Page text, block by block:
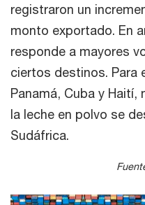
registraron un
monto exportado. En
responde a mayores
ciertos destinos. Para
Panamá, Cuba y
la leche en polvo se
Sudáfrica.